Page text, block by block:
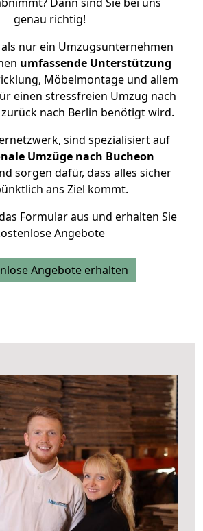
genau richtig!
nur ein Umzugsunternehmen
umfassende Unterstützung
Möbelmontage und allem
einen stressfreien Umzug nach
nach Berlin benötigt wird.
sind spezialisiert auf
Umzüge nach Bucheon
sorgen dafür, dass alles sicher
ans Ziel kommt.
Formular aus und erhalten Sie
Angebote
Angebote erhalten